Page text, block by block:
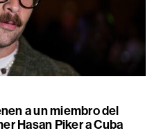
a un miembro del
Hasan Piker a Cuba